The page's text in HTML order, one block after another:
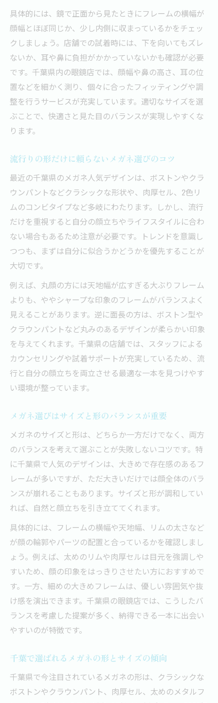
具体的には、鏡で正面から見たときにフレームの横幅が
顔幅とほぼ同じか、少し内側に収まっているかをチェッ
クしましょう。店舗での試着時には、下を向いてもズレ
ないか、耳や鼻に負担がかかっていないかも確認が必要
です。千葉県内の眼鏡店では、顔幅や鼻の高さ、耳の位
置などを細かく測り、個々に合ったフィッティングや調
整を行うサービスが充実しています。適切なサイズを選
ぶことで、快適さと見た目のバランスが実現しやすくな
ります。
流行りの形だけに頼らないメガネ選びのコツ
最近の千葉県のメガネ人気デザインは、ボストンやクラ
ウンパントなどクラシックな形状や、肉厚セル、2色リ
ムのコンビタイプなど多岐にわたります。しかし、流行
だけを重視すると自分の顔立ちやライフスタイルに合わ
ない場合もあるため注意が必要です。トレンドを意識し
つつも、まずは自分に似合うかどうかを優先することが
大切です。
例えば、丸顔の方には天地幅が広すぎる大ぶりフレーム
よりも、ややシャープな印象のフレームがバランスよく
見えることがあります。逆に面長の方は、ボストン型や
クラウンパントなど丸みのあるデザインが柔らかい印象
を与えてくれます。千葉県の店舗では、スタッフによる
カウンセリングや試着サポートが充実しているため、流
行と自分の顔立ちを両立させる最適な一本を見つけやす
い環境が整っています。
メガネ選びはサイズと形のバランスが重要
メガネのサイズと形は、どちらか一方だけでなく、両方
のバランスを考えて選ぶことが失敗しないコツです。特
に千葉県で人気のデザインは、大きめで存在感のあるフ
レームが多いですが、ただ大きいだけでは顔全体のバラ
ンスが崩れることもあります。サイズと形が調和してい
れば、自然と顔立ちを引き立ててくれます。
具体的には、フレームの横幅や天地幅、リムの太さなど
が顔の輪郭やパーツの配置と合っているかを確認しまし
ょう。例えば、太めのリムや肉厚セルは目元を強調しや
すいため、顔の印象をはっきりさせたい方におすすめで
す。一方、細めの大きめフレームは、優しい雰囲気や抜
け感を演出できます。千葉県の眼鏡店では、こうしたバ
ランスを考慮した提案が多く、納得できる一本に出会い
やすいのが特徴です。
千葉で選ばれるメガネの形とサイズの傾向
千葉県で今注目されているメガネの形は、クラシックな
ボストンやクラウンパント、肉厚セル、太めのメタルフ